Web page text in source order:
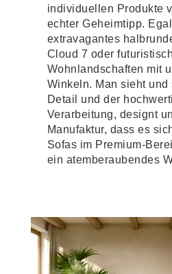
individuellen Produkte
echter Geheimtipp.
extravagantes
Cloud 7 oder
Wohnlandschaften mit
Winkeln. Man sieht und
Detail und der
Verarbeitung, designt
Manufaktur, dass es
Sofas im Premium-
ein atemberaubendes